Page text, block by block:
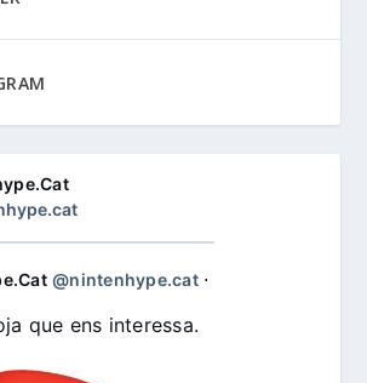
@nintenhype.cat⋅
que ens interessa.